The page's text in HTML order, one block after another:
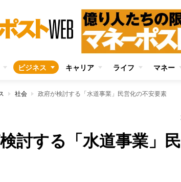
ビジネス キャリア ライフ マネー
社会 政府が検討する「水道事業」民営化の不安要素
討する「水道事業」